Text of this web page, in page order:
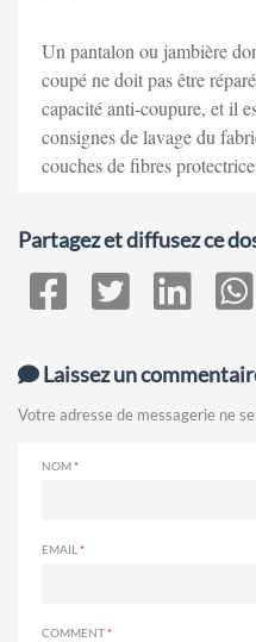
Un pantalon ou jambière
coupé ne doit pas être
capacité anti-coupure, et il
consignes de lavage du
couches de fibres
Partagez et diffusez ce
Laissez un
Votre adresse de messagerie ne
NOM
EMAIL
COMMENT